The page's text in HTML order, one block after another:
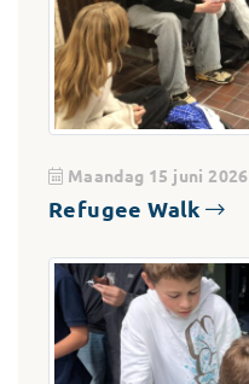
Maandag 15 juni 2026
Refugee Walk